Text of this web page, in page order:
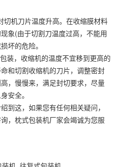
机刀片温度升高。在收缩膜材料
象(由于切割刀温度过高，不能用
坏的危险。
，收缩机的温度不宜移到更高的
和切割收缩机的刀片，调整密封
，慢慢来，满足封切要求，尽量
安全。
这，如果您有任何相关疑问，
，枕式包装机厂家会竭诚为您服